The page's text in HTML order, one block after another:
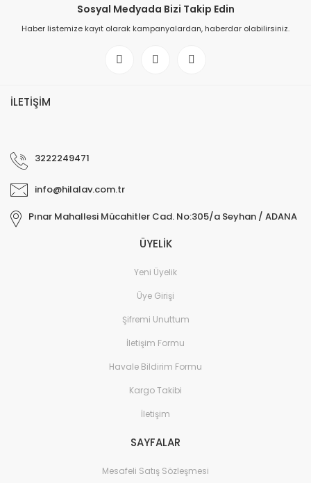
Sosyal Medyada Bizi Takip Edin
Haber listemize kayıt olarak kampanyalardan, haberdar olabilirsiniz.
İLETİŞİM
3222249471
info@hilalav.com.tr
Pınar Mahallesi Mücahitler Cad. No:305/a Seyhan / ADANA
ÜYELİK
Yeni Üyelik
Üye Girişi
Şifremi Unuttum
İletişim Formu
Havale Bildirim Formu
Kargo Takibi
İletişim
SAYFALAR
Mesafeli Satış Sözleşmesi